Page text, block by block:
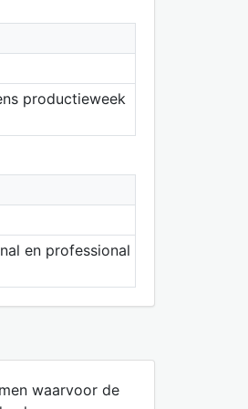
productieweek
en professional
waarvoor de